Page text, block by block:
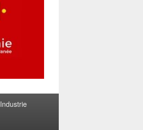
Industrie